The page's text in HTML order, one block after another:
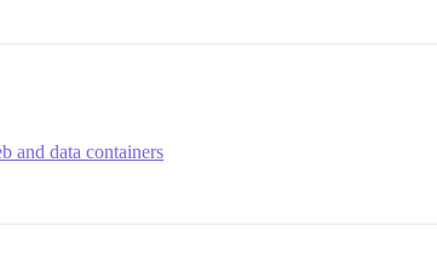
and data containers